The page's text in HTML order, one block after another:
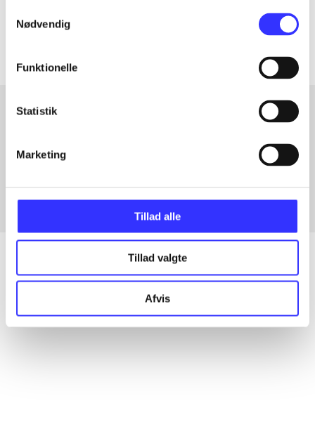
Nødvendig
Funktionelle
Statistik
Marketing
Tillad alle
Tillad valgte
Afvis
Artiklerne i
Fra
Alle registrerede artikler fordelt på udgivelser